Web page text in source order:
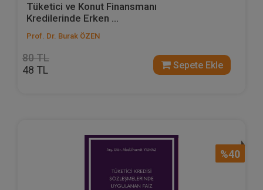
Tüketici ve Konut Finansmanı
Kredilerinde Erken ...
Prof. Dr. Burak ÖZEN
80 TL
48 TL Sepete Ekle
%40